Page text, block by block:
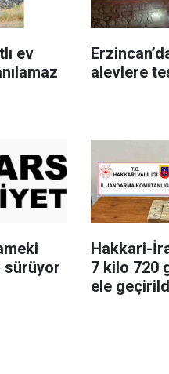
ev
alevlere
sürüyor
Hakkari-
7 kilo 720
ele